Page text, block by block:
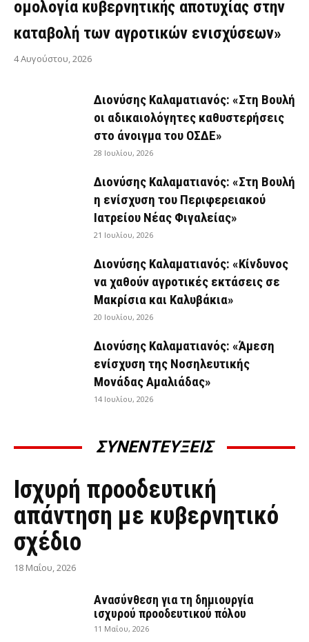
ομολογία κυβερνητικής αποτυχίας στην
καταβολή των αγροτικών ενισχύσεων»
4 Αυγούστου, 2026
Διονύσης Καλαματιανός: «Στη Βουλή
οι αδικαιολόγητες καθυστερήσεις
στο άνοιγμα του ΟΣΔΕ»
28 Ιουλίου, 2026
Διονύσης Καλαματιανός: «Στη Βουλή
η ενίσχυση του Περιφερειακού
Ιατρείου Νέας Φιγαλείας»
21 Ιουλίου, 2026
Διονύσης Καλαματιανός: «Κίνδυνος
να χαθούν αγροτικές εκτάσεις σε
Μακρίσια και Καλυβάκια»
20 Ιουλίου, 2026
Διονύσης Καλαματιανός: «Άμεση
ενίσχυση της Νοσηλευτικής
Μονάδας Αμαλιάδας»
14 Ιουλίου, 2026
ΣΥΝΕΝΤΕΥΞΕΙΣ
ΣΥΝΕΝΤΕΎΞΕΙΣ
Ισχυρή προοδευτική
απάντηση με κυβερνητικό
σχέδιο
18 Μαΐου, 2026
Ανασύνθεση για τη δημιουργία
ισχυρού προοδευτικού πόλου
11 Μαΐου, 2026